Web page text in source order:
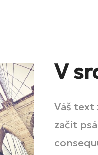
V
Váš text
začít